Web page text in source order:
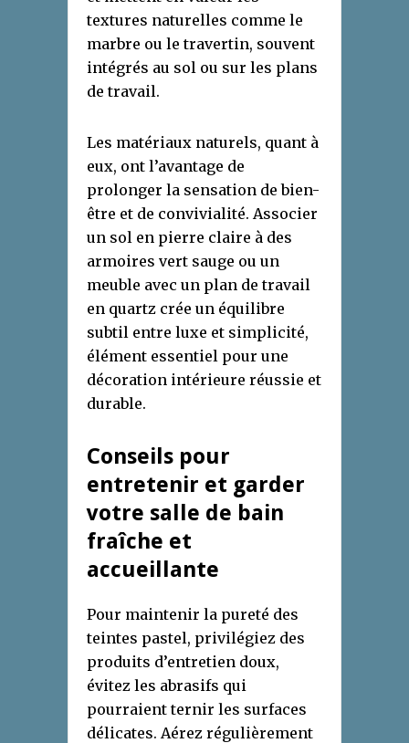
textures naturelles comme le
marbre ou le travertin, souvent
intégrés au sol ou sur les plans
de travail.
Les matériaux naturels, quant à
eux, ont l’avantage de
prolonger la sensation de bien-
être et de convivialité. Associer
un sol en pierre claire à des
armoires vert sauge ou un
meuble avec un plan de travail
en quartz crée un équilibre
subtil entre luxe et simplicité,
élément essentiel pour une
décoration intérieure réussie et
durable.
Conseils pour
entretenir et garder
votre salle de bain
fraîche et
accueillante
Pour maintenir la pureté des
teintes pastel, privilégiez des
produits d’entretien doux,
évitez les abrasifs qui
pourraient ternir les surfaces
délicates. Aérez régulièrement